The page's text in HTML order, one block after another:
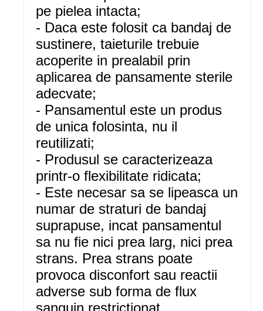
pe pielea intacta;
- Daca este folosit ca bandaj de
sustinere, taieturile trebuie
acoperite in prealabil prin
aplicarea de pansamente sterile
adecvate;
- Pansamentul este un produs
de unica folosinta, nu il
reutilizati;
- Produsul se caracterizeaza
printr-o flexibilitate ridicata;
- Este necesar sa se lipeasca un
numar de straturi de bandaj
suprapuse, incat pansamentul
sa nu fie nici prea larg, nici prea
strans. Prea strans poate
provoca disconfort sau reactii
adverse sub forma de flux
sanguin restrictionat.